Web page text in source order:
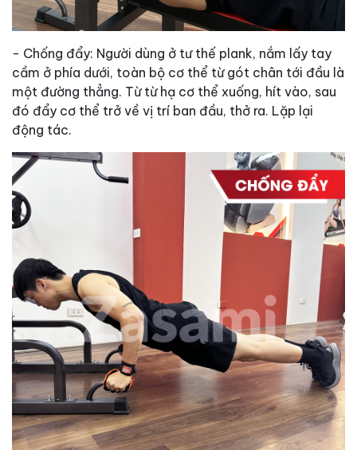
- Chống đẩy: Người dùng ở tư thế plank, nắm lấy tay
cầm ở phía dưới, toàn bộ cơ thể từ gót chân tới đầu là
một đường thẳng. Từ từ hạ cơ thể xuống, hít vào, sau
đó đẩy cơ thể trở về vị trí ban đầu, thở ra. Lặp lại
động tác.